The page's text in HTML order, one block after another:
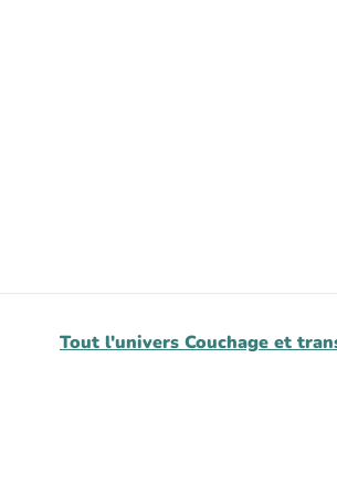
Tout l'universCouchage et